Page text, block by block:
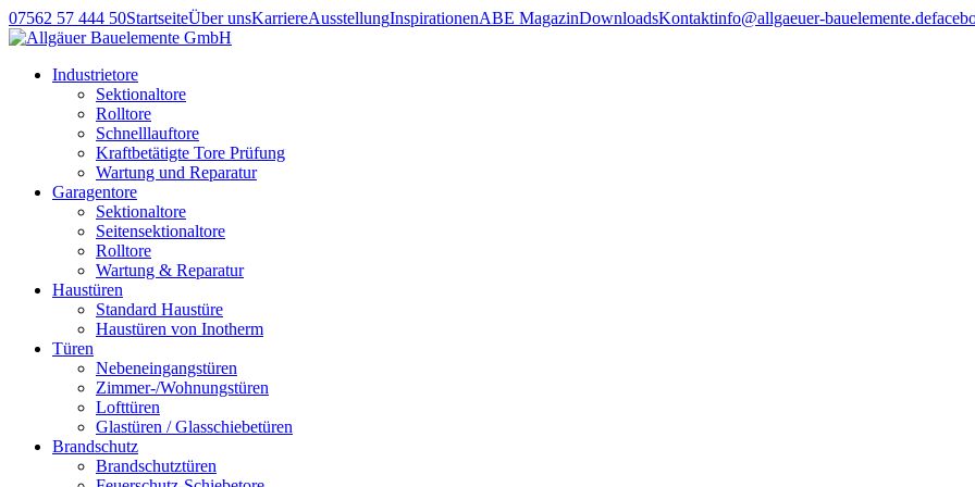
07562 57 444 50StartseiteÜber unsKarriereAusstellungInspirationenABE MagazinDownloadsKontaktinfo@allgaeuer-bauelemente.de
Industrietore
Sektionaltore
Rolltore
Schnelllauftore
Kraftbetätigte Tore Prüfung
Wartung und Reparatur
Garagentore
Sektionaltore
Seitensektionaltore
Rolltore
Wartung & Reparatur
Haustüren
Standard Haustüre
Haustüren von Inotherm
Türen
Nebeneingangstüren
Zimmer-/Wohnungstüren
Lofttüren
Glastüren / Glasschiebetüren
Brandschutz
Brandschutztüren